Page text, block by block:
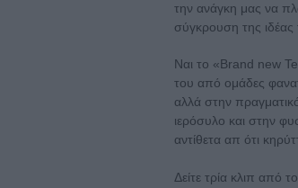
την ανάγκη μας να
σύγκρουση της ιδέας
Ναι το «Brand new
του από ομάδες
αλλά στην
ιερόσυλο και στην
αντίθετα απ ότι
Δείτε τρία κλιπ από